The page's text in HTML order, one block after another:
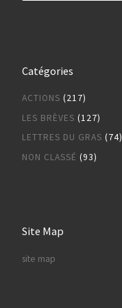
Catégories
ACTIONS (217)
LES BRÈVES (127)
LETTRES DU GRAS (74)
NON CLASSÉ (93)
Site Map
site map